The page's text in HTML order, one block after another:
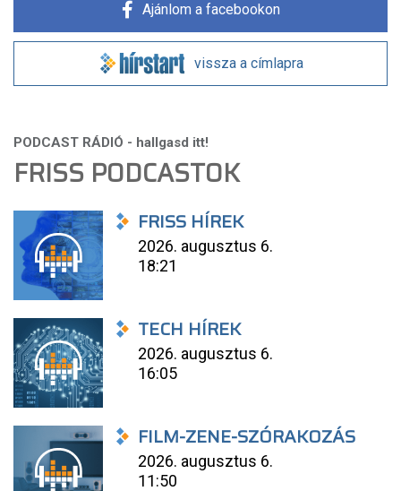
Ajánlom a facebookon
vissza a címlapra
FRISS PODCASTOK
FRISS HÍREK
2026. augusztus 6.
18:21
TECH HÍREK
2026. augusztus 6.
16:05
FILM-ZENE-SZÓRAKOZÁS
2026. augusztus 6.
11:50